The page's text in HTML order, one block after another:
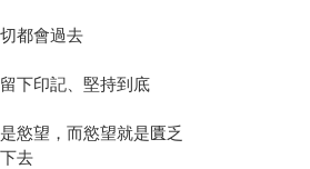
都會過去
下印記、堅持到底
慾望，而慾望就是匱乏
去